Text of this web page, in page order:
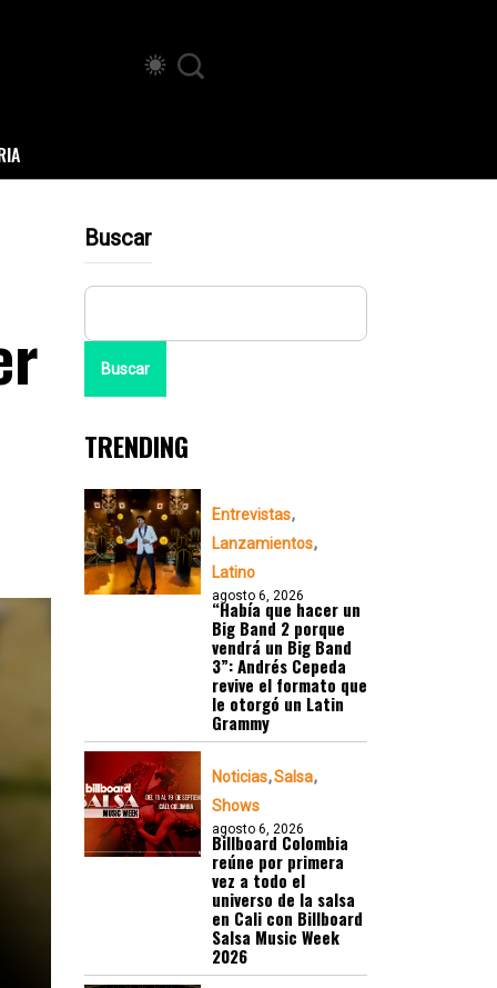
Buscar
Buscar
TRENDING
Entrevistas
Lanzamientos
Latino
agosto 6, 2026
“Había que hacer un
Big Band 2 porque
vendrá un Big Band
3”: Andrés Cepeda
revive el formato que
le otorgó un Latin
Grammy
Noticias Salsa
Shows
agosto 6, 2026
Billboard Colombia
reúne por primera
vez a todo el
universo de la salsa
en Cali con Billboard
Salsa Music Week
2026